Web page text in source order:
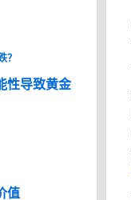
？
性导致黄金
值